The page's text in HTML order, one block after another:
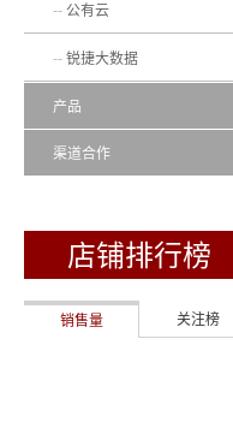
公有云
锐捷大数据
产品
渠道合作
店铺排行榜
销售量 关注榜